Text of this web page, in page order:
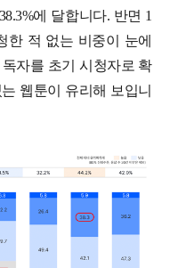
에 달합니다. 반면 1
한 적 없는 비중이 눈에
자를 초기 시청자로 확
웹툰이 유리해 보입니